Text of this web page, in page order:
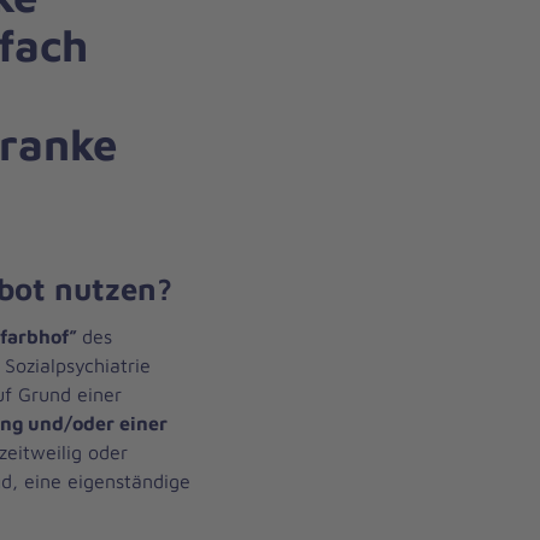
nutzen?
des
Grund einer
und/oder einer
oder
eine eigenständige